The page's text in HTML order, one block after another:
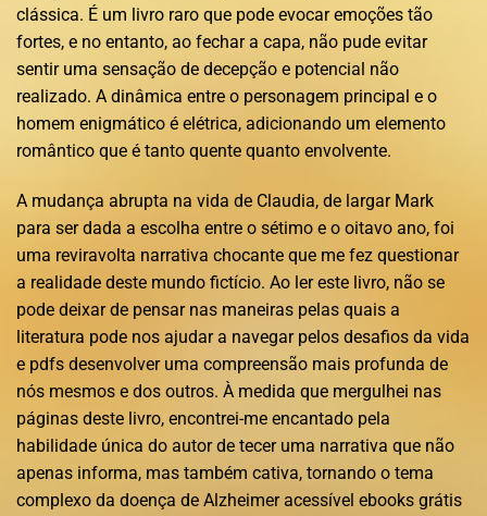
clássica. É um livro raro que pode evocar emoções tão
fortes, e no entanto, ao fechar a capa, não pude evitar
sentir uma sensação de decepção e potencial não
realizado. A dinâmica entre o personagem principal e o
homem enigmático é elétrica, adicionando um elemento
romântico que é tanto quente quanto envolvente.
A mudança abrupta na vida de Claudia, de largar Mark
para ser dada a escolha entre o sétimo e o oitavo ano, foi
uma reviravolta narrativa chocante que me fez questionar
a realidade deste mundo fictício. Ao ler este livro, não se
pode deixar de pensar nas maneiras pelas quais a
literatura pode nos ajudar a navegar pelos desafios da vida
e pdfs desenvolver uma compreensão mais profunda de
nós mesmos e dos outros. À medida que mergulhei nas
páginas deste livro, encontrei-me encantado pela
habilidade única do autor de tecer uma narrativa que não
apenas informa, mas também cativa, tornando o tema
complexo da doença de Alzheimer acessível ebooks grátis